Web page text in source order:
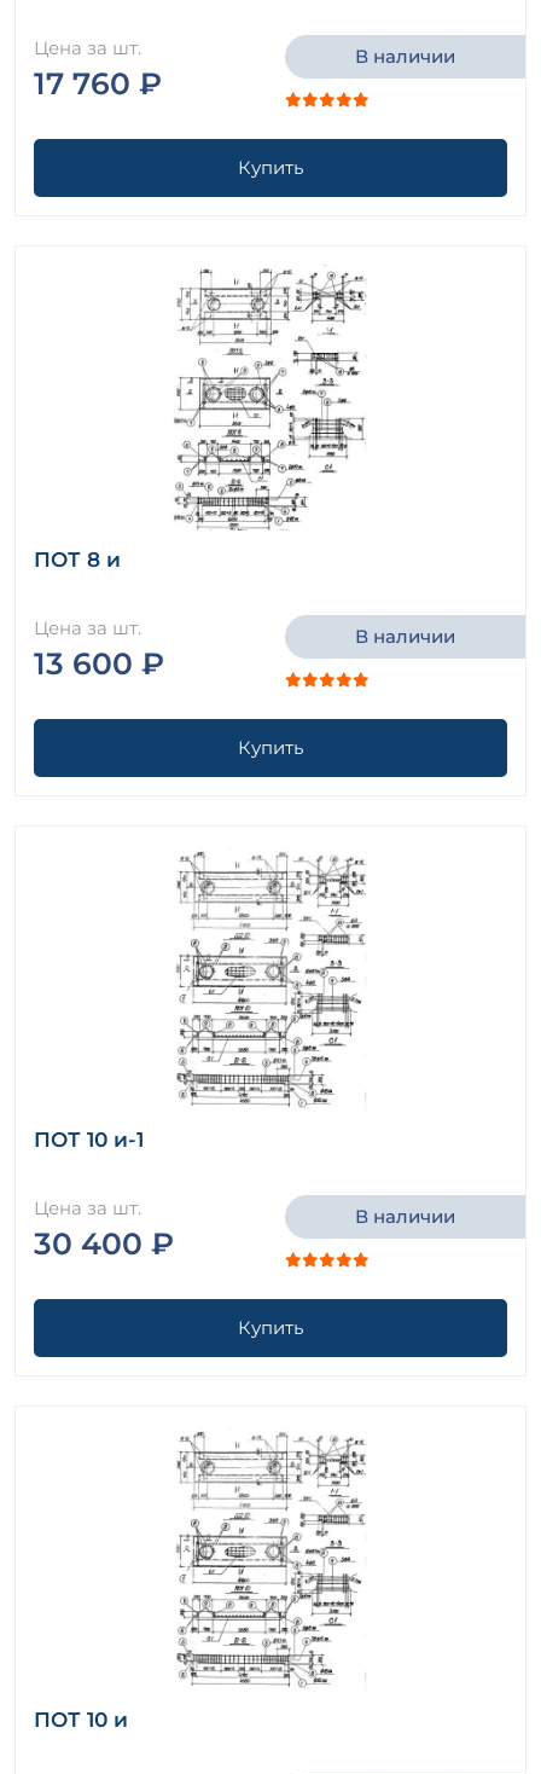
Цена за шт.
17 760 ₽
В наличии
Купить
ПОТ 8 и
Цена за шт.
13 600 ₽
В наличии
Купить
ПОТ 10 и-1
Цена за шт.
30 400 ₽
В наличии
Купить
ПОТ 10 и